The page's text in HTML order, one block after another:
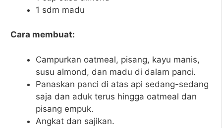
1 sdm madu
Cara membuat:
Campurkan oatmeal, pisang, kayu manis,
susu almond, dan madu di dalam panci.
Panaskan panci di atas api sedang-sedang
saja dan aduk terus hingga oatmeal dan
pisang empuk.
Angkat dan sajikan.